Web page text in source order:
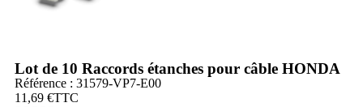
Lot de 10 Raccords étanches pour câble HONDA
Référence : 31579-VP7-E00
11,69 €TTC